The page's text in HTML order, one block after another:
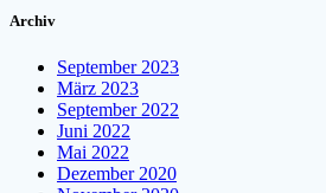
Archiv
September 2023
März 2023
September 2022
Juni 2022
Mai 2022
Dezember 2020